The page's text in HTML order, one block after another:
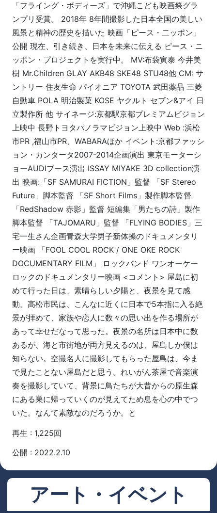
「フライング・ボディーズ」で沖縄こども映画祭グラ
ンプリ受賞。 2018年 8年間撮影した日本全国の美しい
風景と精神の歴史を描いた 映画「ピース・二ッポン」
公開 現在、引き続き、日本を未来に伝える ピース・ニ
ッポン・プロジェクトを実行中。 MV:布袋寅泰 今井美
樹 Mr.Children GLAY AKB48 SKE48 STU48他 CM: サ
ントリー 住友生命 パイオニア TOYOTA 武田薬品 三菱
自動車 POLA 明治製菓 KOSE ヤクルト セブン&アイ 日
立製作所 他 サイネージ:京都駅京都プレミアムビジョン
上映中 長野トヨタパノラマビジョン上映中 Web :浜松
市PR ,福山市PR、WABARAほか イベント:京都ファッシ
ョン・カンタータ2007-2014企画演出 東京モーターシ
ョーAUDIブース演出 ISSAY MIYAKE 3D collection演
出 映画:「SF SAMURAI FICTION」監督 「SF Stereo
Future」脚本監督 「SF Short Films」製作脚本監督
「RedShadow 赤影」監督 短編集「男たちの詩」製作
脚本監督 「TAJOMARU」監督 「FLYING BODIES」三
宅一生さん企画青森大学男子新体操のドキュメンタリ
ー映画 「FOOL COOL ROCK / ONE OKE ROCK
DOCUMENTARY FILM」 ロックバンド ワンオーケー
ロックのドキュメンタリー映画 <コメント> 屋島に初
めて行った日は、素晴らしい夕陽と、夜景を見て感
動。高松市民は、こんなに近くに日本で5本指に入る絶
景が拝めて、家族や恋人に数々の思い出を作る場所が
あって幸せだなって思った。夜景の名所は日本中に数
あるが、海と市街地が両方見えるのは、屋島しか僕は
知らない。空撮名人に撮影してもらった屋島は、今ま
で見たことない屋島だと思う。れいがん茶屋で音楽演
奏を撮影していて、背景に鳥たちが大昔からの原生森
にある巣に帰っていくのが見えてため息を心の中でつ
いた。なんて素敵なのだろうか。と
再生 : 1,225回
公開 : 2022.2.10
アート・イベント